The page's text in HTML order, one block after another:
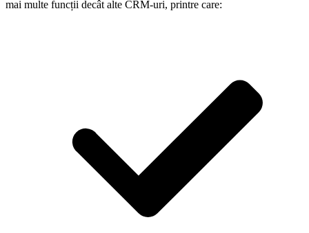
mai multe funcții decât alte CRM-uri, printre care: